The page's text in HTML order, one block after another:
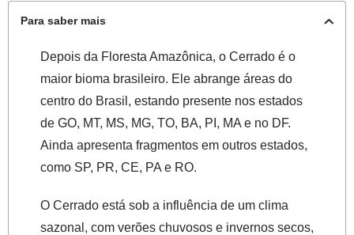
Para saber mais
Depois da Floresta Amazônica, o Cerrado é o
maior bioma brasileiro. Ele abrange áreas do
centro do Brasil, estando presente nos estados
de GO, MT, MS, MG, TO, BA, PI, MA e no DF.
Ainda apresenta fragmentos em outros estados,
como SP, PR, CE, PA e RO.
O Cerrado está sob a influência de um clima
sazonal, com verões chuvosos e invernos secos,